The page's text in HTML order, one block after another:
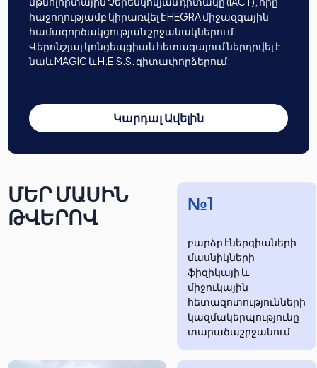
հաջողությամբ կիրառվել է HEGRA միջազգային
համագործակցության շրջանակներում:
Վերոնշյալ կոնցեպցիան հետագայում ներդրվել է
նաև MAGIC և H.E.S.S. գիտափորձերում:
Կարդալ Ավելին
ՄԵՐ ՄԱՍԻՆ
ԹՎԵՐՈՎ
№1
բարձր էներգիաների
մասնիկների
ֆիզիկայի և
միջուկային
հետազոտությունների
​​​​կազմակերպությունը
տարածաշրջանում